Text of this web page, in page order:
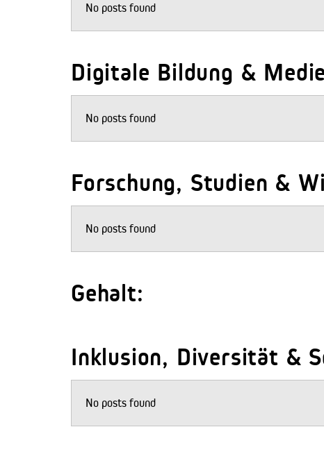
No posts found
Digitale Bildung &
No posts found
Forschung, Studien &
No posts found
Gehalt:
Inklusion, Diversität &
No posts found